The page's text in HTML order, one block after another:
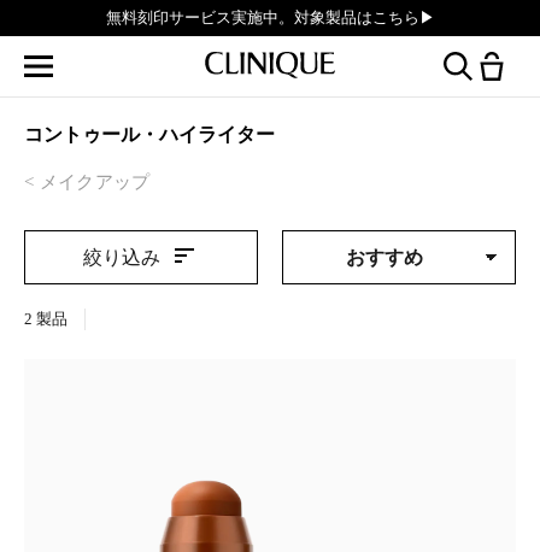
無料刻印サービス実施中。対象製品はこちら▶︎
コントゥール・ハイライター
メイクアップ
絞り込み
2 製品